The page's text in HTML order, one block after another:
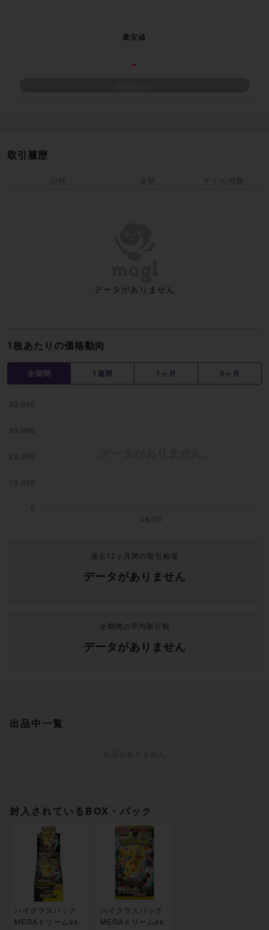
最安値
-
1枚あたりの価格動向
全期間 1週間 1ヶ月 3ヶ月
過去12ヶ月間の取引相場
データがありません
全期間の平均取引額
データがありません
取引履歴
日時 金額 サイズ/個数
データがありません
出品中一覧
封入されているBOX・パック
ハイクラスパック
MEGAドリームex
ハイクラスパック
MEGAドリームex